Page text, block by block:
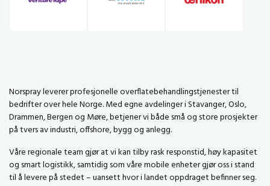
Norspray leverer profesjonelle overflatebehandlingstjenester til
bedrifter over hele Norge. Med egne avdelinger i Stavanger, Oslo,
Drammen, Bergen og Møre, betjener vi både små og store prosjekter
på tvers av industri, offshore, bygg og anlegg.
Våre regionale team gjør at vi kan tilby rask responstid, høy kapasitet
og smart logistikk, samtidig som våre mobile enheter gjør oss i stand
til å levere på stedet – uansett hvor i landet oppdraget befinner seg.